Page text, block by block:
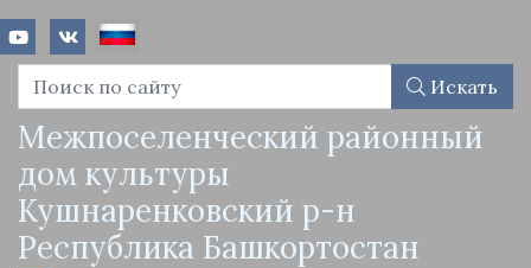
Искать
Межпоселенческий районный
дом культуры
Кушнаренковский р-н
Республика Башкортостан